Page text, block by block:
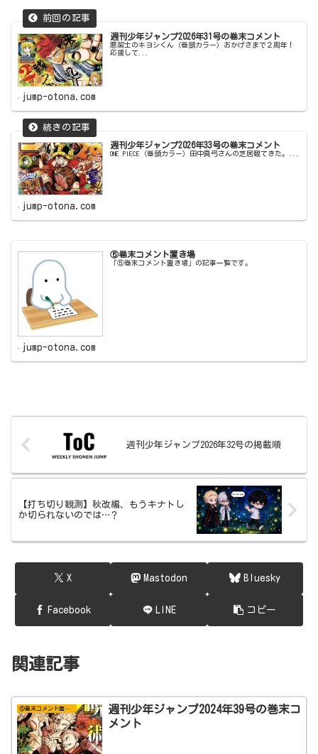
週刊少年ジャンプ2026年31号の巻末コメント
悪祓士のキヨシくん（巻頭カラー）おかげさまで２周年！
応援して...
jump-otona.com
週刊少年ジャンプ2026年33号の巻末コメント
ONE PIECE（巻頭カラー）田中真弓さんの芝居観てきた。...
jump-otona.com
⑤巻末コメント置き場
「⑤巻末コメント置き場」の記事一覧です。
jump-otona.com
週刊少年ジャンプ2026年32号の掲載順
【打ち切り観測】秋改編、もうキナトし
か切られないのでは…？
X Mastodon Bluesky
Facebook LINE コピー
関連記事
⑤巻末コメント置き場
週刊少年ジャンプ2024年39号の巻末コ
メント